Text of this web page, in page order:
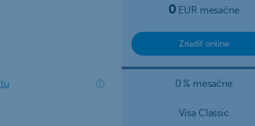
0 EUR mesačne
Zriadiť online
0 % mesačne
Visa Classic